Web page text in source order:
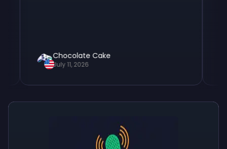
Chocolate Cake
July 11, 2026